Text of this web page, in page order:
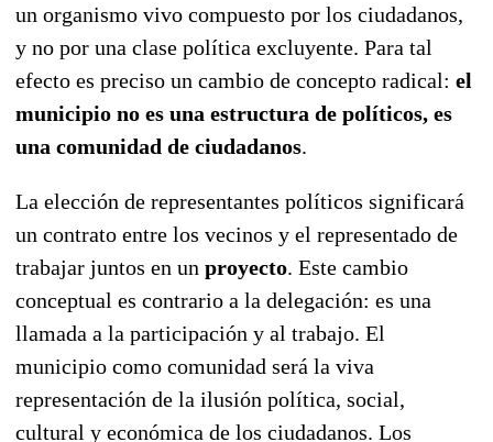
un organismo vivo compuesto por los ciudadanos,
y no por una clase política excluyente. Para tal
efecto es preciso un cambio de concepto radical: el
municipio no es una estructura de políticos, es
una comunidad de ciudadanos.
La elección de representantes políticos significará
un contrato entre los vecinos y el representado de
trabajar juntos en un proyecto. Este cambio
conceptual es contrario a la delegación: es una
llamada a la participación y al trabajo. El
municipio como comunidad será la viva
representación de la ilusión política, social,
cultural y económica de los ciudadanos. Los